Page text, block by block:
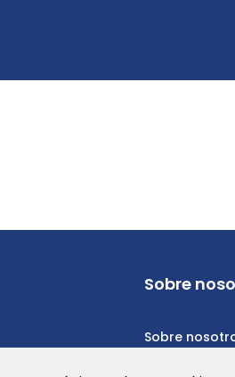
Sobre
Sobre
Política de